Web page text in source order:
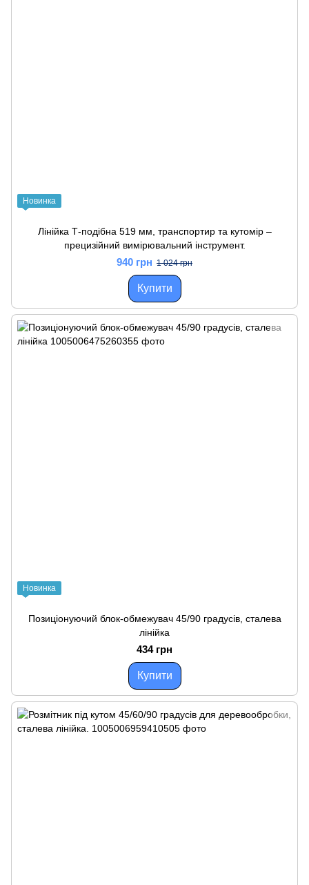
Новинка
Лінійка Т-подібна 519 мм, транспортир та кутомір –
прецизійний вимірювальний інструмент.
940 грн 1 024 грн
Купити
Новинка
Позиціонуючий блок-обмежувач 45/90 градусів, сталева
лінійка
434 грн
Купити